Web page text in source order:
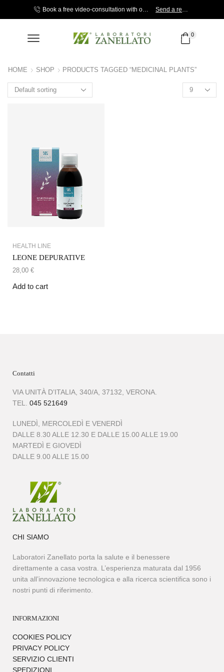
Book a free video-consultation with our Specialist. Send a request!
0
HOME SHOP PRODUCTS TAGGED “MEDICINAL PLANTS”
HEALTH LINE
LEONE DEPURATIVE
28,00 €
Add to cart
Contatti
VIA UNITÀ D’ITALIA, 340/A, 37132, VERONA.
TEL. 045 521649
LUNEDÌ, MERCOLEDÌ E VENERDÌ
DALLE 8.30 ALLE 12.30 E DALLE 15.00 ALLE 19.00
MARTEDÌ E GIOVEDÌ
DALLE 9.00 ALLE 15.00
CHI SIAMO
Laboratori Zanellato porta la salute e il benessere
direttamente a casa vostra. L’esperienza maturata dal 1956
unita all’innovazione tecnologica e alla ricerca scientifica sono i
nostri punti di riferimento.
INFORMAZIONI
COOKIES POLICY
PRIVACY POLICY
SERVIZIO CLIENTI
SPEDIZIONI